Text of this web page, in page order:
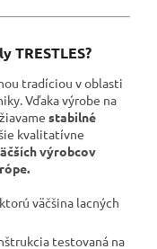
TRESTLES?
tradíciou v oblasti
Vďaka výrobe na
stabilné
kvalitatívne
výrobcov
väčšina lacných
testovaná na